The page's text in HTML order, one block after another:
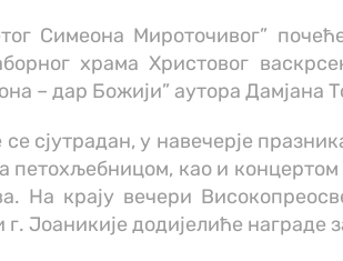
Симеона Мироточивог”
храма Христовог
– дар Божији” аутора Дамјана
сјутрадан, у навечерје
петохљебницом, као и
На крају вечери
Јоаникије додијелиће награде